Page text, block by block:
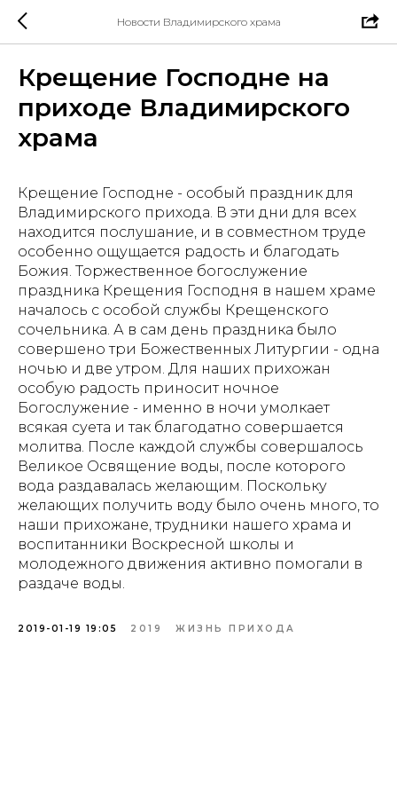
Новости Владимирского храма
Крещение Господне на
приходе Владимирского
храма
Крещение Господне - особый праздник для
Владимирского прихода. В эти дни для всех
находится послушание, и в совместном труде
особенно ощущается радость и благодать
Божия. Торжественное богослужение
праздника Крещения Господня в нашем храме
началось с особой службы Крещенского
сочельника. А в сам день праздника было
совершено три Божественных Литургии - одна
ночью и две утром. Для наших прихожан
особую радость приносит ночное
Богослужение - именно в ночи умолкает
всякая суета и так благодатно совершается
молитва. После каждой службы совершалось
Великое Освящение воды, после которого
вода раздавалась желающим. Поскольку
желающих получить воду было очень много, то
наши прихожане, трудники нашего храма и
воспитанники Воскресной школы и
молодежного движения активно помогали в
раздаче воды.
2019-01-19 19:05 2019 ЖИЗНЬ ПРИХОДА